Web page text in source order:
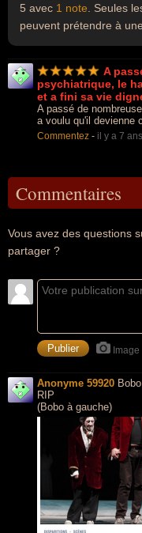
5 avec 1 note . Seules
peuvent prétendre à
A
psychiatrique, le
et a fini sa vie
A passé de
a voulu qu'il devienne
Commentez - il y a 7 ans
Commentaires
Vous avez des questions
partager ?
Image
Anonyme 59920
RIP
(Bobo à gauche)